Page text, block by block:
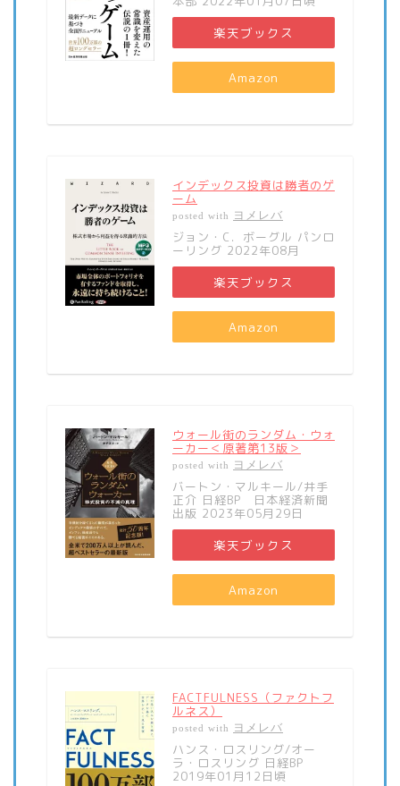
楽天ブックス
Amazon
インデックス投資は勝者のゲ
ーム
posted with ヨメレバ
ジョン・C．ボーグル パンロ
ーリング 2022年08月
楽天ブックス
Amazon
ウォール街のランダム・ウォ
ーカー＜原著第13版＞
posted with ヨメレバ
バートン・マルキール/井手
正介 日経BP 日本経済新聞
出版 2023年05月29日
楽天ブックス
Amazon
FACTFULNESS（ファクトフ
ルネス）
posted with ヨメレバ
ハンス・ロスリング/オー
ラ・ロスリング 日経BP
2019年01月12日頃